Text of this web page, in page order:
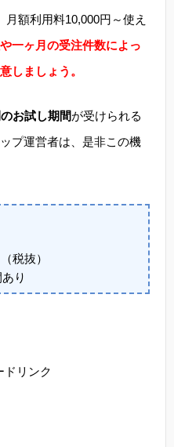
額利用料10,000円～使え
一ヶ月の受注件数によっ
しましょう。
お試し期間が受けられる
プ運営者は、是非この機
税抜）
り
ドリンク